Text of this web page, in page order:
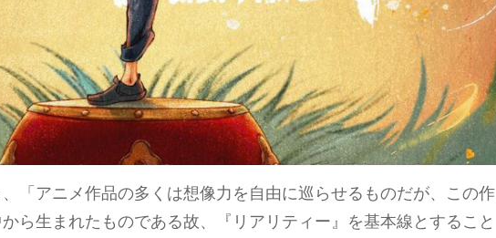
「アニメ作品の多くは想像力を自由に巡らせるものだが、この作
ら生まれたものである故、『リアリティー』を基本線とすること